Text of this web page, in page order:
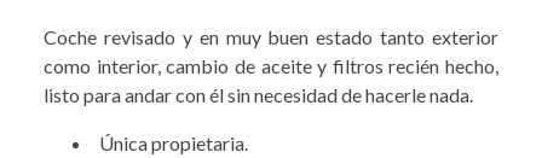
Coche revisado y en muy buen estado tanto exterior
como interior, cambio de aceite y filtros recién hecho,
listo para andar con él sin necesidad de hacerle nada.
Única propietaria.